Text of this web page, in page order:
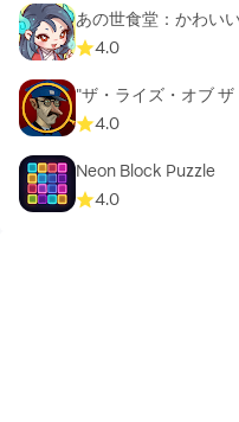
あの世食堂：かわい
4.0
"ザ・ライズ・オブ
4.0
Neon Block Puzzle
4.0